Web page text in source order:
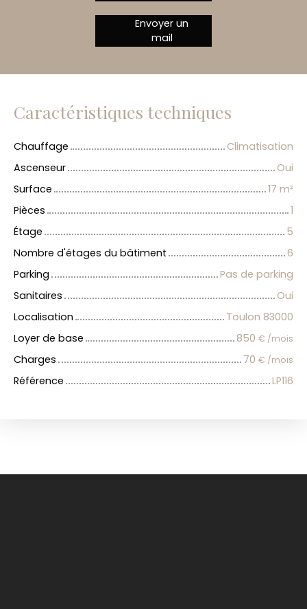
Envoyer un
mail
Caractéristiques techniques
Chauffage
Climatisation
Ascenseur
Oui
Surface
17 m²
Pièces
1
Étage
5
Nombre d'étages du bâtiment
6
Parking
Pas de parking
Sanitaires
Oui
Localisation
Toulon 83000
Loyer de base
850 € /mois
Charges 70 € /mois
Référence LP116